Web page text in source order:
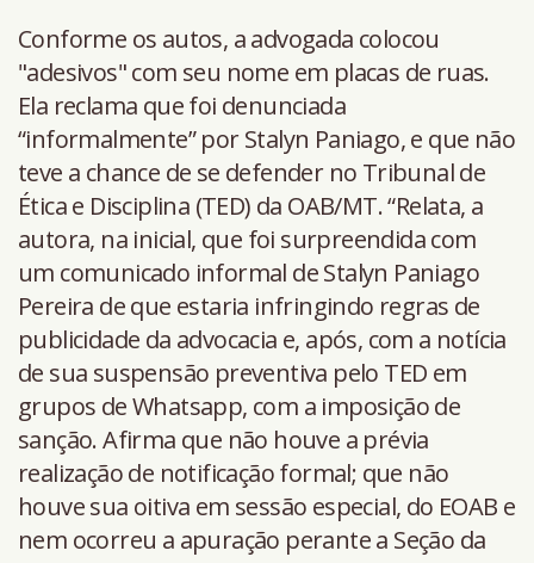
Conforme os autos, a advogada colocou
"adesivos" com seu nome em placas de ruas.
Ela reclama que foi denunciada
“informalmente” por Stalyn Paniago, e que não
teve a chance de se defender no Tribunal de
Ética e Disciplina (TED) da OAB/MT. “Relata, a
autora, na inicial, que foi surpreendida com
um comunicado informal de Stalyn Paniago
Pereira de que estaria infringindo regras de
publicidade da advocacia e, após, com a notícia
de sua suspensão preventiva pelo TED em
grupos de Whatsapp, com a imposição de
sanção. Afirma que não houve a prévia
realização de notificação formal; que não
houve sua oitiva em sessão especial, do EOAB e
nem ocorreu a apuração perante a Seção da